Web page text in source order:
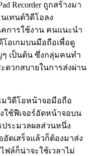
Recorder ถูกสร้างมา
เทนต์วิดีโอลง
การใช้งาน คนแนะนำ
อเกมบนมือถือเพื่อดู
เป็นต้น ซึ่งกลุ่มคนทำ
ดวกสบายในการส่งผ่าน
วิดีโอหน้าจอมือถือ
ใช้ฟีเจอร์อัดหน้าจอบน
ประมวลผลส่วนหนึ่ง
อัดเสร็จแล้วก็ต้องมาส่ง
ฟล์ก็น่าจะใช้เวลาไม่